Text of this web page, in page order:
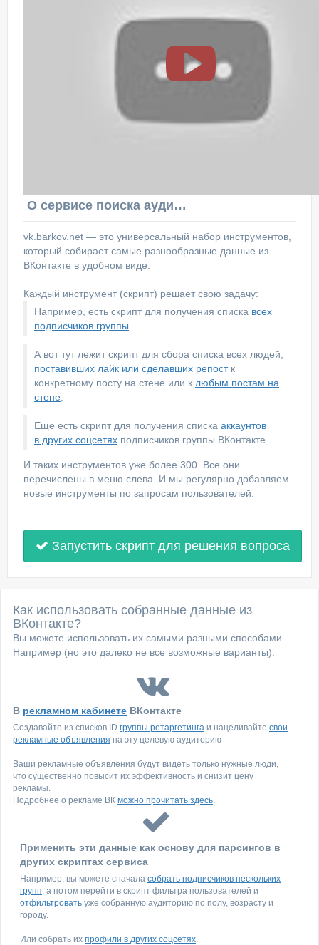
О сервисе поиска аудитории ВКонтакте
vk.barkov.net — это универсальный набор инструментов,
который собирает самые разнообразные данные из
ВКонтакте в удобном виде.
Каждый инструмент (скрипт) решает свою задачу:
Например, есть скрипт для получения списка всех
подписчиков группы
А вот тут лежит скрипт для сбора списка всех людей,
поставивших лайк или сделавших репостк
конкретному посту на стене или к любым постам на
стене
Ещё есть скрипт для получения списка аккаунтов
в других соцсетях подписчиков группы ВКонтакте.
И таких инструментов уже более 300. Все они
перечислены в меню слева. И мы регулярно добавляем
новые инструменты по запросам пользователей.
Запустить скрипт для решения вопроса
Как использовать собранные данные из
ВКонтакте?
Вы можете использовать их самыми разными способами.
Например (но это далеко не все возможные варианты):
В рекламном кабинете ВКонтакте
Создавайте из списков ID группы ретаргетинга и нацеливайте свои
рекламные объявления на эту целевую аудиторию
Ваши рекламные объявления будут видеть только нужные люди,
что существенно повысит их эффективность и снизит цену
рекламы.
Подробнее о рекламе ВК можно прочитать здесь.
Применить эти данные как основу для парсингов в
других скриптах сервиса
Например, вы можете сначала собрать подписчиков нескольких
групп, а потом перейти в скрипт фильтра пользователей и
отфильтровать уже собранную аудиторию по полу, возрасту и
городу.
Или собрать их профили в других соцсетях.